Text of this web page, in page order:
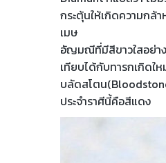
กระตุ้นให้เกิดความกล้
เมษ
อัญมณีที่มีสีขาวใสอย่า
เทียบได้กับทารกเกิดใ
บลัดสโตน
ประจำราศีนี้คือสีแดง